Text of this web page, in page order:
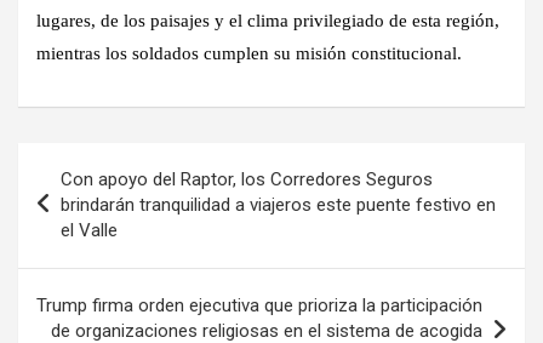
lugares, de los paisajes y el clima privilegiado de esta región,
mientras los soldados cumplen su misión constitucional.
de
entradas
Con apoyo del Raptor, los Corredores Seguros
brindarán tranquilidad a viajeros este puente festivo en
el Valle
Trump firma orden ejecutiva que prioriza la participación
de organizaciones religiosas en el sistema de acogida